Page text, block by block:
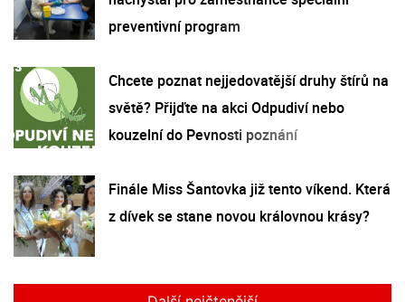
preventivní program
Chcete poznat nejjedovatější druhy štírů na
světě? Přijďte na akci Odpudiví nebo
kouzelní do Pevnosti poznání
Finále Miss Šantovka již tento víkend. Která
z dívek se stane novou královnou krásy?